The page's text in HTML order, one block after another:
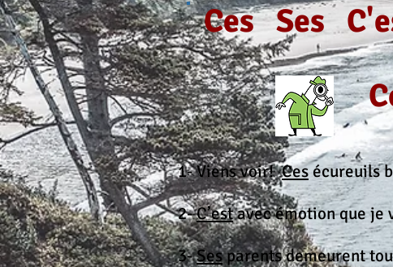
Ces Ses
1- Viens voir!Cesécureuils
2-C’estavec émotion que je
3-Sesparents demeurent